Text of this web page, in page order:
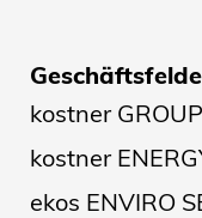
kostner
kostner
ekos ENVIRO